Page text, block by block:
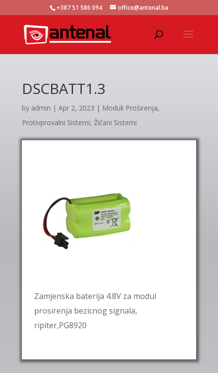
+387 51 586 094 office@antenal.ba
DSCBATT1.3
by admin | Apr 2, 2023 | Moduli Proširenja,
Protivprovalni Sistemi, Žičani Sistemi
Zamjenska baterija 4.8V za modul
prosirenja bezicnog signala,
ripiter,PG8920